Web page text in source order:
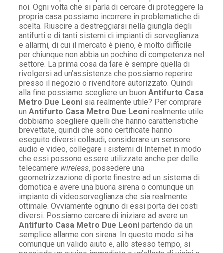
noi. Ogni volta che si parla di cercare di proteggere la
propria casa possiamo incorrere in problematiche di
scelta. Riuscire a destreggiarsi nella giungla degli
antifurti e di tanti sistemi di impianti di sorveglianza
e allarmi, di cui il mercato è pieno, è molto difficile
per chiunque non abbia un pochino di competenza nel
settore. La prima cosa da fare è sempre quella di
rivolgersi ad un’assistenza che possiamo reperire
presso il negozio o rivenditore autorizzato. Quindi
alla fine possiamo scegliere un buon Antifurto Casa
Metro Due Leoni sia realmente utile? Per comprare
un Antifurto Casa Metro Due Leoni realmente utile
dobbiamo scegliere quelli che hanno caratteristiche
brevettate, quindi che sono certificate hanno
eseguito diversi collaudi, considerare un sensore
audio e video, collegare i sistemi di Internet in modo
che essi possono essere utilizzate anche per delle
telecamere wireless, possedere una
geometrizzazione di porte finestre ad un sistema di
domotica e avere una buona sirena o comunque un
impianto di videosorveglianza che sia realmente
ottimale. Ovviamente ognuno di essi porta dei costi
diversi. Possiamo cercare di iniziare ad avere un
Antifurto Casa Metro Due Leoni partendo da un
semplice allarme con sirena. In questo modo si ha
comunque un valido aiuto e, allo stesso tempo, si